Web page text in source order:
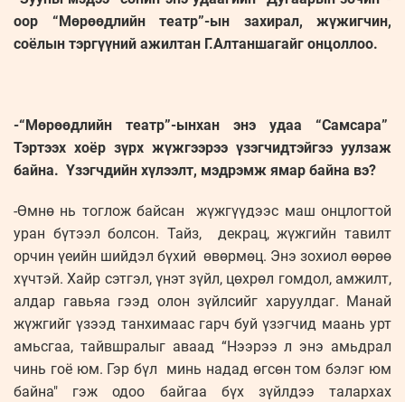
оор “Мөрөөдлийн театр”-ын захирал, жүжигчин,
соёлын тэргүүний ажилтан Г.Алтаншагайг онцоллоо.
-“Мөрөөдлийн театр”-ынхан энэ удаа “Самсара”
Тэртээх хоёр зүрх жүжгээрээ үзэгчидтэйгээ уулзаж
байна. Үзэгчдийн хүлээлт, мэдрэмж ямар байна вэ?
-Өмнө нь тоглож байсан жүжгүүдээс маш онцлогтой
уран бүтээл болсон. Тайз, декрац, жүжгийн тавилт
орчин үеийн шийдэл бүхий өвөрмөц. Энэ зохиол өөрөө
хүчтэй. Хайр сэтгэл, үнэт зүйл, цөхрөл гомдол, амжилт,
алдар гавьяа гээд олон зүйлсийг харуулдаг. Манай
жүжгийг үзээд танхимаас гарч буй үзэгчид маань урт
амьсгаа, тайвшралыг аваад “Нээрээ л энэ амьдрал
чинь гоё юм. Гэр бүл минь надад өгсөн том бэлэг юм
байна" гэж одоо байгаа бүх зүйлдээ талархах